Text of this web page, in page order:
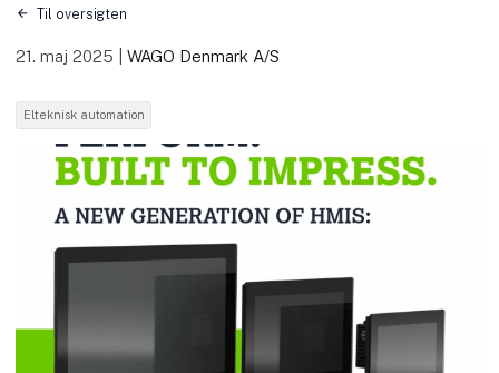
Til oversigten
21. maj 2025 |WAGO Denmark A/S
Elteknisk automation